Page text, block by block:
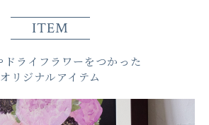
ITEM
ドライフラワーをつかった
オリジナルアイテム